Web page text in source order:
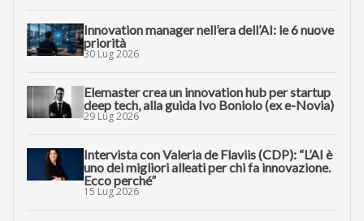
Innovation manager nell’era dell’AI: le 6 nuove
priorità
30 Lug 2026
Elemaster crea un innovation hub per startup
deep tech, alla guida Ivo Boniolo (ex e-Novia)
29 Lug 2026
Intervista con Valeria de Flaviis (CDP): “L’AI è
uno dei migliori alleati per chi fa innovazione.
Ecco perché”
15 Lug 2026